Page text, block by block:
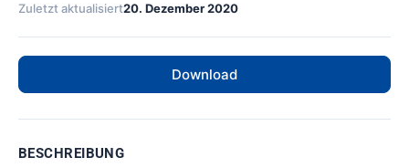
Zuletzt aktualisiert20. Dezember 2020
Download
BESCHREIBUNG